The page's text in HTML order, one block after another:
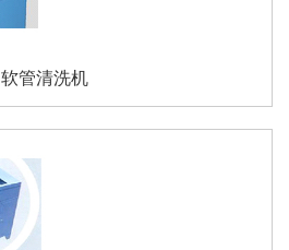
软管清洗机